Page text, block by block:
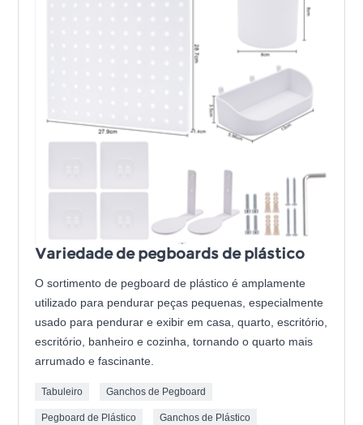
Variedade de pegboards de plástico
O sortimento de pegboard de plástico é amplamente
utilizado para pendurar peças pequenas, especialmente
usado para pendurar e exibir em casa, quarto, escritório,
escritório, banheiro e cozinha, tornando o quarto mais
arrumado e fascinante.
Tabuleiro Ganchos de Pegboard
Pegboard de Plástico Ganchos de Plástico